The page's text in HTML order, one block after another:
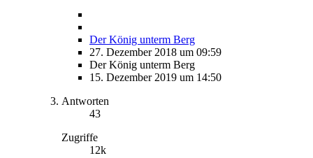
Der König unterm Berg
27. Dezember 2018 um 09:59
Der König unterm Berg
15. Dezember 2019 um 14:50
Antworten
43
Zugriffe
12k